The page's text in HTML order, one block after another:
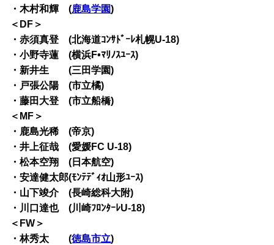
・木村和輝 (鹿島学園)
＜DF＞
・赤須真登 (北海道ｺﾝｻﾄﾞｰﾚ札幌U-18)
・小野寺蓮 (横浜F•ﾏﾘﾉｽﾕｰｽ)
・新井生 (三田学園)
・戸張公陽 (市立橘)
・藤田大登 (市立船橋)
＜MF＞
・鹿島光稀 (帝京)
・井上征哉 (愛媛FC U-18)
・松本空翔 (日本航空)
・安達健太郎(ﾓﾝﾃﾃﾞｨｵ山形ﾕｰｽ)
・山下竣介 (長崎総科大附)
・川口達也 (川崎ﾌﾛﾝﾀｰﾚU-18)
＜FW＞
・林秀太 (徳島市立)